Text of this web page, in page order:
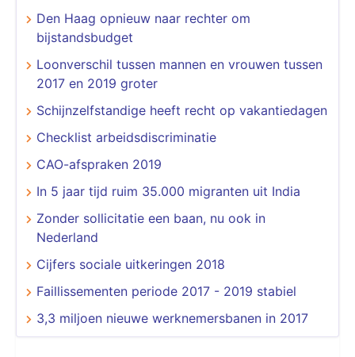
Den Haag opnieuw naar rechter om
bijstandsbudget
Loonverschil tussen mannen en vrouwen tussen
2017 en 2019 groter
Schijnzelfstandige heeft recht op vakantiedagen
Checklist arbeidsdiscriminatie
CAO-afspraken 2019
In 5 jaar tijd ruim 35.000 migranten uit India
Zonder sollicitatie een baan, nu ook in
Nederland
Cijfers sociale uitkeringen 2018
Faillissementen periode 2017 - 2019 stabiel
3,3 miljoen nieuwe werknemersbanen in 2017